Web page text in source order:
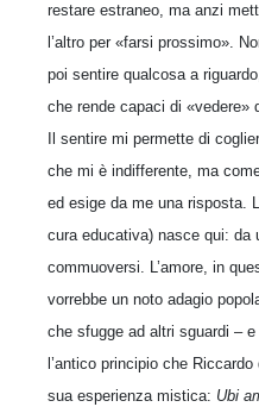
restare estraneo, ma anzi
l’altro per «farsi prossimo».
poi sentire qualcosa a
che rende capaci di «vedere»
Il sentire mi permette di
che mi è indifferente, ma
ed esige da me una risposta.
cura educativa) nasce qui: da
commuoversi. L’amore, in
vorrebbe un noto adagio
che sfugge ad altri sguardi –
l’antico principio che
sua esperienza mistica: Ubi